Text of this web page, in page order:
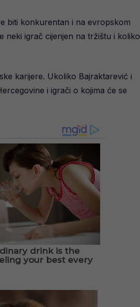
biti konkurentan i na evropskom
neki igrač cijenjen na tržištu i koliko
karijere. Ukoliko Bajraktarević i
i igrači o kojima će se